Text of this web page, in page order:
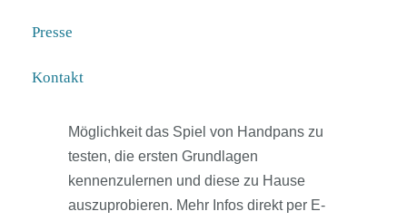
6 Wochen auszuleihen, die Leihgebühr
angerechnet). Die Kursgebühr beträgt 90,-
Möglichkeit das Spiel von Handpans zu
testen, die ersten Grundlagen
kennenzulernen und diese zu Hause
auszuprobieren. Mehr Infos direkt per E-
Presse
Kontakt